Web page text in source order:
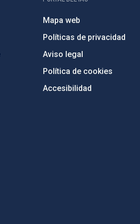
Mapa web
Políticas de privacidad
Aviso legal
Política de cookies
Accesibilidad